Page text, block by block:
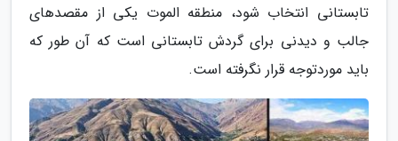
تابستانی انتخاب شود، منطقه الموت یکی از مقصدهای
جالب و دیدنی برای گردش تابستانی است که آن طور که
باید موردتوجه قرار نگرفته است.